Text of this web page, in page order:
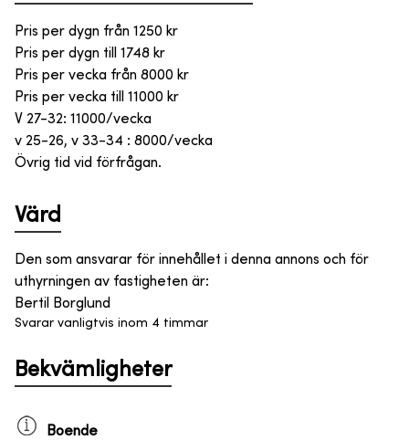
Pris per dygn från 1250 kr
Pris per dygn till
1748 kr
Pris per vecka från 8000 kr
Pris per vecka till
11000 kr
V 27-32: 11000/vecka
v 25-26, v 33-34 : 8000/vecka
Övrig tid vid förfrågan.
Värd
Den som ansvarar för innehållet i denna annons och för
uthyrningen av fastigheten är:
Bertil Borglund
Svarar vanligtvis inom 4 timmar
Bekvämligheter
Boende